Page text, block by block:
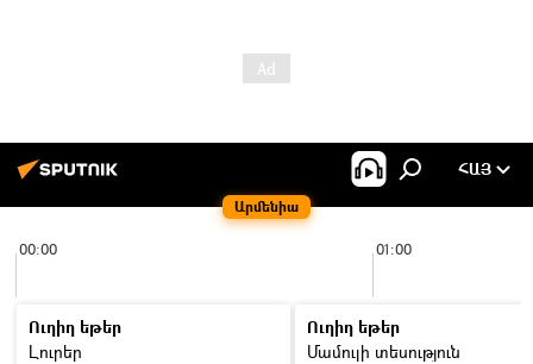
Արմենիա
ՀԱՅ
00:00 01:00
Ուղիղ եթեր
Լուրեր
Ուղիղ եթեր
Մամուլի տեսություն